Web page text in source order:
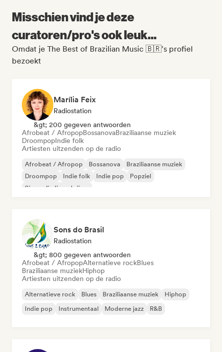
Misschien vind je deze
curatoren/pro's ook leuk...
Omdat je The Best of Brazilian Music 🇧🇷's profiel
bezoekt
Marília Feix
Radiostation
&gt; 200 gegeven antwoorden
Afrobeat / AfropopBossanovaBraziliaanse muziek
DroompopIndie folk
Artiesten uitzenden op de radio
Afrobeat / Afropop Bossanova
Braziliaanse muziek
Droompop
Indie folk Indie pop
Popziel
Singer-liedjesschrijver
Sons do Brasil
Radiostation
&gt; 800 gegeven antwoorden
Afrobeat / AfropopAlternatieve rockBlues
Braziliaanse muziekHiphop
Artiesten uitzenden op de radio
Alternatieve rock Blues Braziliaanse muziek
Hiphop
Indie pop
Instrumentaal Moderne jazz R&B